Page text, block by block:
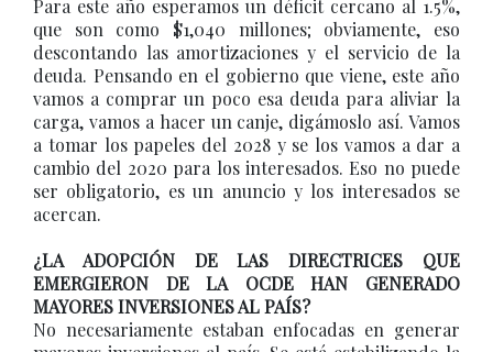
Para este año esperamos un déficit cercano al 1.5%,
que son como $1,040 millones; obviamente, eso
descontando las amortizaciones y el servicio de la
deuda. Pensando en el gobierno que viene, este año
vamos a comprar un poco esa deuda para aliviar la
carga, vamos a hacer un canje, digámoslo así. Vamos
a tomar los papeles del 2028 y se los vamos a dar a
cambio del 2020 para los interesados. Eso no puede
ser obligatorio, es un anuncio y los interesados se
acercan.
¿LA ADOPCIÓN DE LAS DIRECTRICES QUE
EMERGIERON DE LA OCDE HAN GENERADO
MAYORES INVERSIONES AL PAÍS?
No necesariamente estaban enfocadas en generar